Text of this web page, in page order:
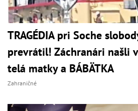
TRAGÉDIA pri Soche
prevrátil! Záchranári našli
telá matky a BÁBÄTKA
Zahraničné